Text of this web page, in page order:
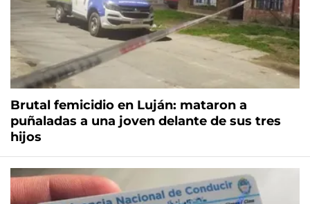
Brutal femicidio en Luján: mataron a
puñaladas a una joven delante de sus tres
hijos